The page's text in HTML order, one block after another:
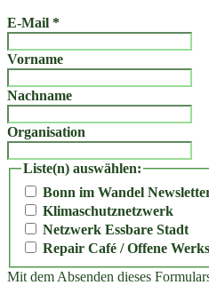
E-Mail *
Vorname
Nachname
Organisation
Liste(n) auswählen:
Bonn im Wandel
Klimaschutznetzwerk
Netzwerk Essbare Stadt
Repair Café / Offene
Mit dem Absenden dieses